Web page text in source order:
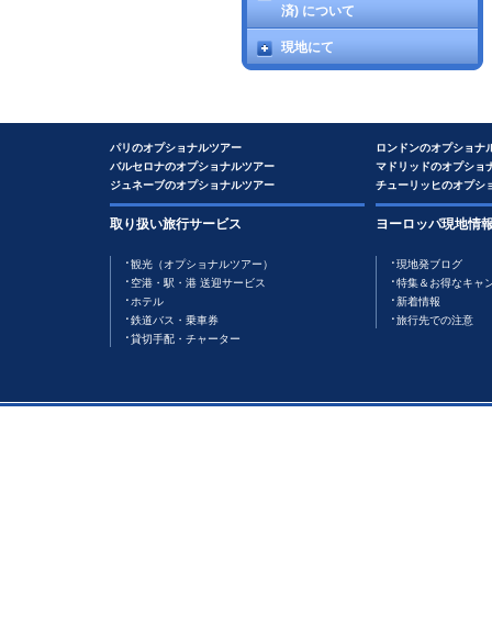
済) について
現地にて
パリのオプショナルツアー
バルセロナのオプショナルツアー
ジュネーブのオプショナルツアー
ロンドンのオプショナ
マドリッドのオプショ
チューリッヒのオプシ
取り扱い旅行サービス
観光（オプショナルツアー）
空港・駅・港 送迎サービス
ホテル
鉄道バス・乗車券
貸切手配・チャーター
ヨーロッパ現地情
現地発ブログ
特集＆お得なキャ
新着情報
旅行先での注意